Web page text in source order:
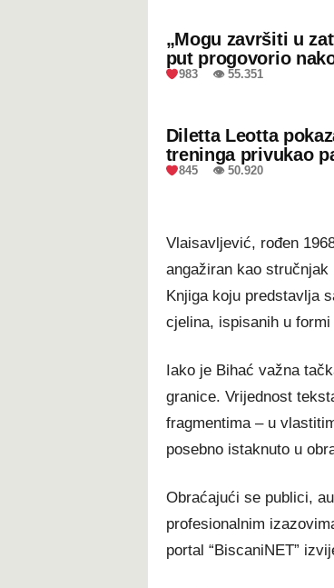
„Mogu završiti u
put progovorio
983 👁 55.351
Diletta Leotta
treninga privukao
845 👁 50.920
Vlaisavljević, rođen
angažiran kao
Knjiga koju predstavlja
cjelina, ispisanih u
Iako je Bihać važna
granice. Vrijednost
fragmentima – u
posebno istaknuto u
Obraćajući se publici,
profesionalnim
portal “BiscaniNET”